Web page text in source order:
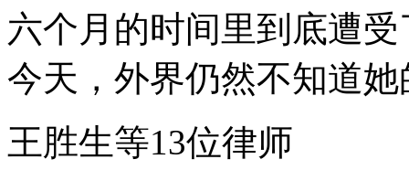
六个月的时间里到底遭
今天，外界仍然不知道
王胜生等13位律师